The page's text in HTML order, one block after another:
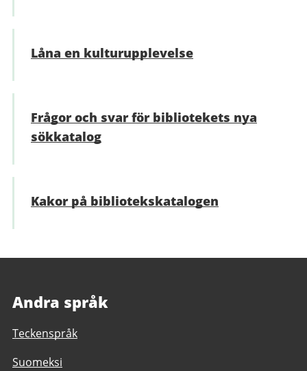
Låna en kulturupplevelse
Frågor och svar för bibliotekets nya
sökkatalog
Kakor på bibliotekskatalogen
Andra språk
Teckenspråk
Suomeksi